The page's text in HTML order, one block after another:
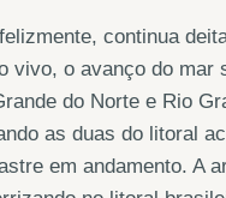
continua
vivo, o avanço do
do Norte e Rio
as duas do litoral
em andamento. A